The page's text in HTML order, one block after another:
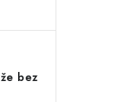
bez